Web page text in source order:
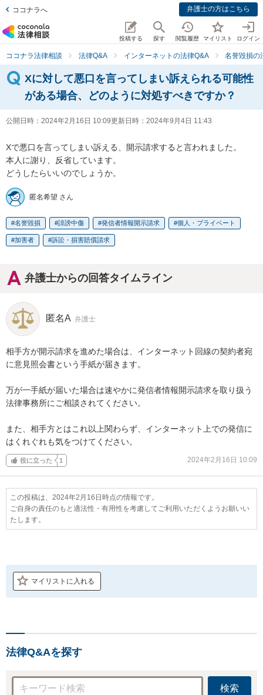
ココナラへ 弁護士の方はこちら
投稿する 探す 閲覧履歴 マイリスト ログイン
ココナラ法律相談 法律Q&A インターネットの法律Q&A 名誉毀損の
Xに対して悪口を言ってしまい訴えられる可能性
がある場合、どのように対処すべきですか？
公開日時： 2024年2月16日 10:09更新日時： 2024年9月4日 11:43
Xで悪口を言ってしまい訴える、開示請求すると言われました。
本人に謝り、反省しています。
どうしたらいいのでしょうか。
匿名希望 さん
名誉毀損 誹謗中傷 発信者情報開示請求 個人・プライベート
加害者 訴訟・損害賠償請求
弁護士からの回答タイムライン
匿名A 弁護士
相手方が開示請求を進めた場合は、インターネット回線の契約者宛
に意見照会書という手紙が届きます。
万が一手紙が届いた場合は速やかに発信者情報開示請求を取り扱う
法律事務所にご相談されてください。
また、相手方とはこれ以上関わらず、インターネット上での発信に
はくれぐれも気をつけてください。
役に立った 1 2024年2月16日 10:09
この投稿は、2024年2月16日時点の情報です。
ご自身の責任のもと適法性・有用性を考慮してご利用いただくようお願いい
たします。
マイリストに入れる
法律Q&Aを探す
検索